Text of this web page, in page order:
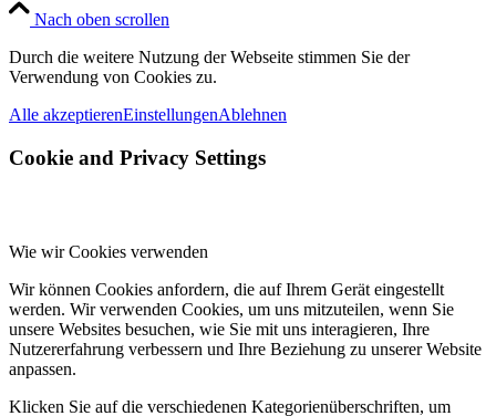
Nach oben scrollen
Durch die weitere Nutzung der Webseite stimmen Sie der
Verwendung von Cookies zu.
Alle akzeptierenEinstellungenAblehnen
Cookie and Privacy Settings
Wie wir Cookies verwenden
Wir können Cookies anfordern, die auf Ihrem Gerät eingestellt
werden. Wir verwenden Cookies, um uns mitzuteilen, wenn Sie
unsere Websites besuchen, wie Sie mit uns interagieren, Ihre
Nutzererfahrung verbessern und Ihre Beziehung zu unserer Website
anpassen.
Klicken Sie auf die verschiedenen Kategorienüberschriften, um